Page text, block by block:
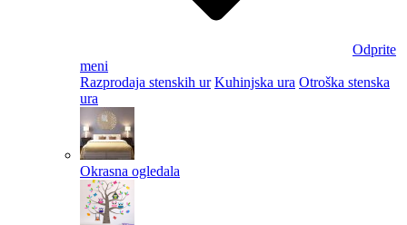
Odprite
meni
Razprodaja stenskih ur Kuhinjska ura Otroška stenska
ura
Okrasna ogledala